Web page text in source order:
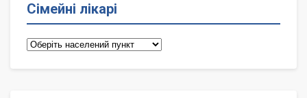
Сімейні лікарі
Сімейні